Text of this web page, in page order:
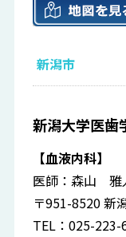
新潟市
新潟大学医歯
【血液内科】
医師：森山 雅
〒951-8520 新
TEL：025-223-